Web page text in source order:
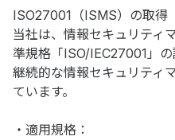
ISO27001（ISMS）の取得
当社は、情報セキュリティ
準規格「ISO/IEC27001」の
継続的な情報セキュリティ
ています。
・適用規格：